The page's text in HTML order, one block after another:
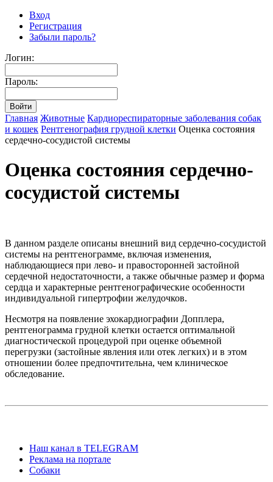
Вход
Регистрация
Забыли пароль?
Логин:
Пароль:
Главная Животные Кардиореспираторные заболевания собак
и кошек Рентгенография грудной клетки Оценка состояния
сердечно-сосудистой системы
Оценка состояния сердечно-
сосудистой системы
В данном разделе описаны внешний вид сердечно-сосудистой
системы на рентгенограмме, включая изменения,
наблюдающиеся при лево- и правосторонней застойной
сердечной недостаточности, а также обычные размер и форма
сердца и характерные рентгенографические особенности
индивидуальной гипертрофии желудочков.
Несмотря на появление эхокардиографии Допплера,
рентгенограмма грудной клетки остается оптимальной
диагностической процедурой при оценке объемной
перегрузки (застойные явления или отек легких) и в этом
отношении более предпочтительна, чем клиническое
обследование.
Наш канал в TELEGRAM
Реклама на портале
Собаки